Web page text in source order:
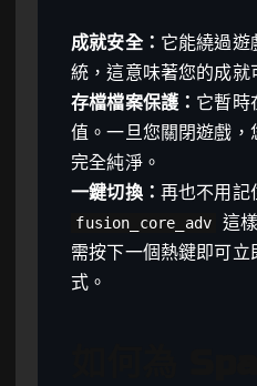
成就安全： 它能繞過遊
統，這意味著您的成就
存檔檔案保護： 它暫時
值。一旦您關閉遊戲
完全純淨。
一鍵切換： 再也不用記
fusion_core_adv
這
需按下一個熱鍵即可
式。